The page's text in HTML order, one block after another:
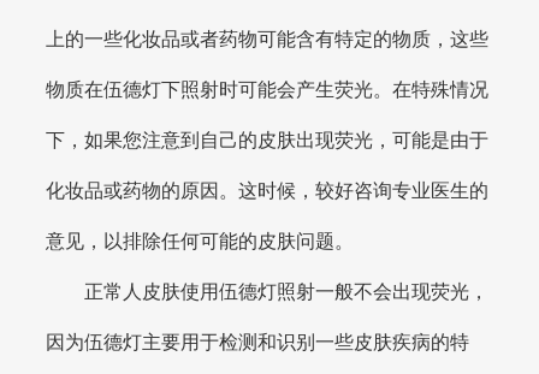
上的一些化妆品或者药物可能含有特定的物质，这些
物质在伍德灯下照射时可能会产生荧光。在特殊情况
下，如果您注意到自己的皮肤出现荧光，可能是由于
化妆品或药物的原因。这时候，较好咨询专业医生的
意见，以排除任何可能的皮肤问题。
正常人皮肤使用伍德灯照射一般不会出现荧光，
因为伍德灯主要用于检测和识别一些皮肤疾病的特